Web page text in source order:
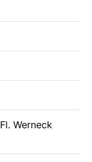
Fl. Werneck